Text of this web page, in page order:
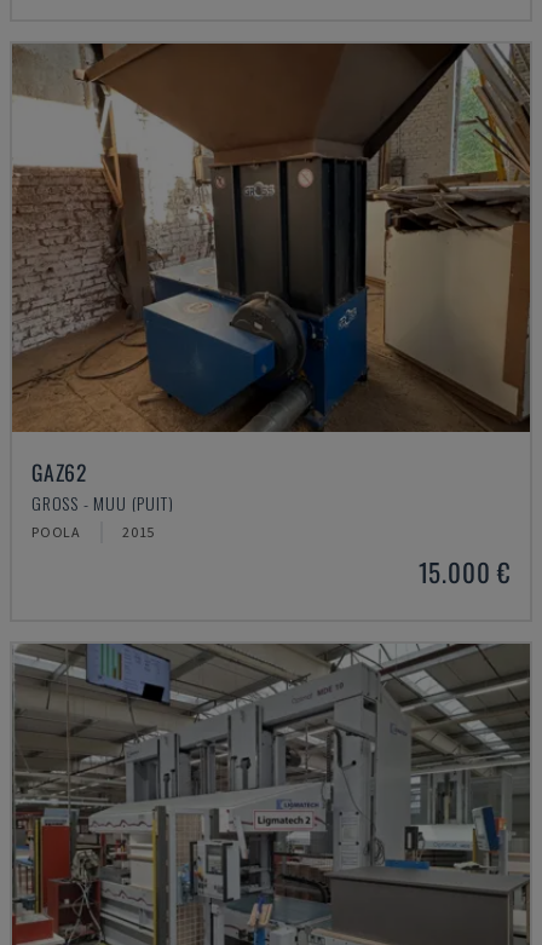
GAZ62
GROSS - MUU (PUIT)
POOLA 2015
15.000 €